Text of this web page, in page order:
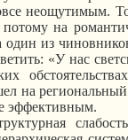
неощутимым.
на
из
«У нас
на
эффективным.